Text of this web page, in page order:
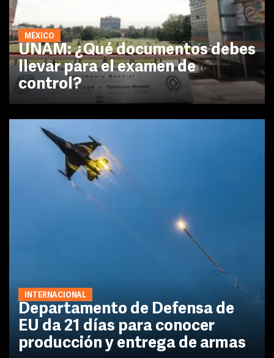
MÉXICO
UNAM: ¿Qué documentos debes
llevar para el examen de
control?
INTERNACIONAL
Departamento de Defensa de
EU da 21 días para conocer
producción y entrega de armas